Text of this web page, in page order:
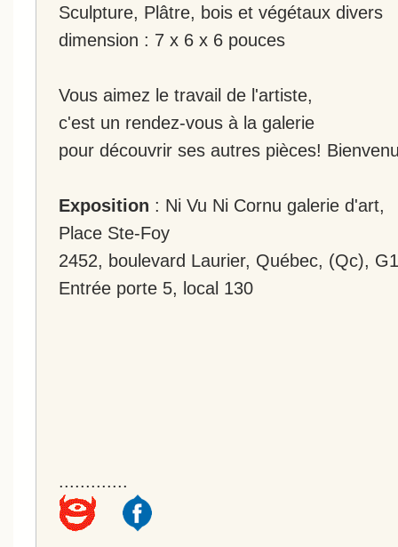
Sculpture, Plâtre, bois et végétaux divers
dimension : 7 x 6 x 6 pouces
Vous aimez le travail de l'artiste,
c'est un rendez-vous à la galerie
pour découvrir ses autres pièces!
Exposition : Ni Vu Ni Cornu galerie d'art,
Place Ste-Foy
2452, boulevard Laurier, Québec, (Qc),
Entrée porte 5, local 130
.............